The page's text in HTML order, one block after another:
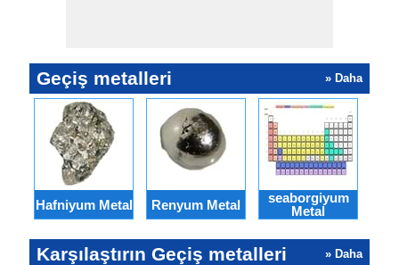
Geçiş metalleri » Daha
Hafniyum Metal Renyum Metal
seaborgiyum
Metal
Karşılaştırın Geçiş metalleri » Daha